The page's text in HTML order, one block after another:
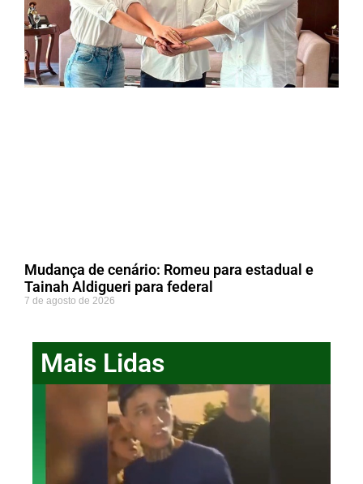
Mudança de cenário: Romeu para estadual e
Tainah Aldigueri para federal
7 de agosto de 2026
Mais Lidas